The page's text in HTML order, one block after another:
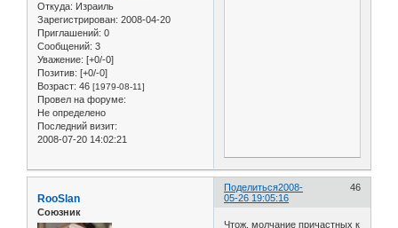
Откуда: Израиль
Зарегистрирован: 2008-04-20
Приглашений: 0
Сообщений: 3
Уважение: [+0/-0]
Позитив: [+0/-0]
Возраст: 46 [1979-08-11]
Провел на форуме:
Не определено
Последний визит:
2008-07-20 14:02:21
Поделиться 46
2008-
05-26 19:05:16
RooSlan
Союзник
Чтож, молчание причастных к